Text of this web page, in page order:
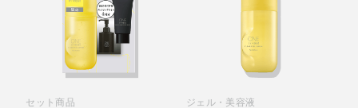
セット商品 ジェル・美容液